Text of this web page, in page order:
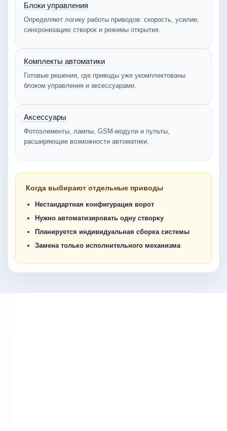
Блоки управления
Определяют логику работы приводов: скорость, усилие,
синхронизацию створок и режимы открытия.
Комплекты автоматики
Готовые решения, где приводы уже укомплектованы
блоком управления и аксессуарами.
Аксессуары
Фотоэлементы, лампы, GSM-модули и пульты,
расширяющие возможности автоматики.
Когда выбирают отдельные приводы
Нестандартная конфигурация ворот
Нужно автоматизировать одну створку
Планируется индивидуальная сборка системы
Замена только исполнительного механизма